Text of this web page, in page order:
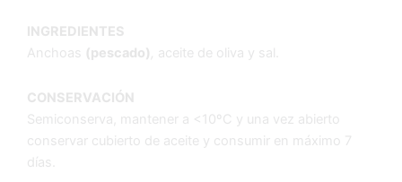
caja
de
cantidad
INGREDIENTES
Anchoas (pescado), aceite de oliva y sal.
CONSERVACIÓN
Semiconserva, mantener a <10ºC y una vez abierto
conservar cubierto de aceite y consumir en máximo 7
días.